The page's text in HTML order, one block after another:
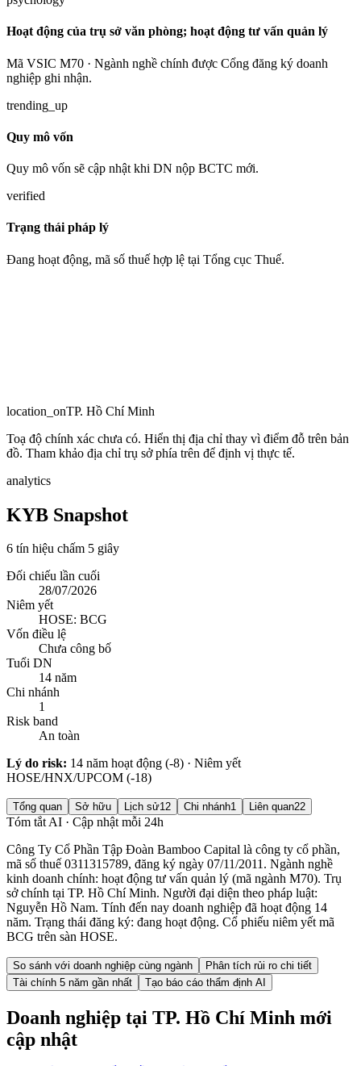
Hoạt động của trụ sở văn phòng; hoạt động tư vấn quản lý
Mã VSIC M70 · Ngành nghề chính được Cổng đăng ký doanh
nghiệp ghi nhận.
trending_up
Quy mô vốn
Quy mô vốn sẽ cập nhật khi DN nộp BCTC mới.
verified
Trạng thái pháp lý
Đang hoạt động, mã số thuế hợp lệ tại Tổng cục Thuế.
location_onTP. Hồ Chí Minh
Toạ độ chính xác chưa có. Hiển thị địa chỉ thay vì điểm đỗ trên bản
đồ. Tham khảo địa chỉ trụ sở phía trên để định vị thực tế.
analytics
KYB Snapshot
6 tín hiệu chấm 5 giây
Đối chiếu lần cuối
28/07/2026
Niêm yết
HOSE: BCG
Vốn điều lệ
Chưa công bố
Tuổi DN
14 năm
Chi nhánh
1
Risk band
An toàn
Lý do risk: 14 năm hoạt động (-8) · Niêm yết
HOSE/HNX/UPCOM (-18)
Tổng quan Sở hữu Lịch sử12 Chi nhánh1 Liên quan22
Tóm tắt AI · Cập nhật mỗi 24h
Công Ty Cổ Phần Tập Đoàn Bamboo Capital là công ty cổ phần,
mã số thuế 0311315789, đăng ký ngày 07/11/2011. Ngành nghề
kinh doanh chính: hoạt động tư vấn quản lý (mã ngành M70). Trụ
sở chính tại TP. Hồ Chí Minh. Người đại diện theo pháp luật:
Nguyễn Hồ Nam. Tính đến nay doanh nghiệp đã hoạt động 14
năm. Trạng thái đăng ký: đang hoạt động. Cổ phiếu niêm yết mã
BCG trên sàn HOSE.
So sánh với doanh nghiệp cùng ngành
Phân tích rủi ro chi tiết
Tài chính 5 năm gần nhất
Tạo báo cáo thẩm định AI
Doanh nghiệp tại TP. Hồ Chí Minh mới
cập nhật